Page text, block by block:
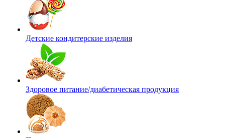
Детские кондитерские изделия
Здоровое питание/диабетическая продукция